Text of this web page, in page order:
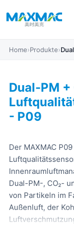
Home›Produkte›
Dual-PM +
- P09
Der MAXMAC
Dual-PM-, CO₂-
von Partikeln im
Außenluft, der